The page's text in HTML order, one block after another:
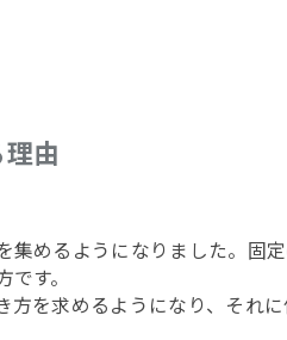
由
めるようになりました。
す。
を求めるようになり、それ